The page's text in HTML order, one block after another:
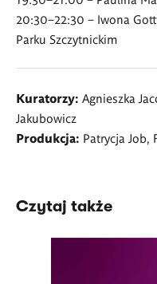
20:30–22:30 – Iwona
Parku Szczytnickim
Kuratorzy: Agnieszka
Jakubowicz
Produkcja: Patrycja Job,
Czytaj także